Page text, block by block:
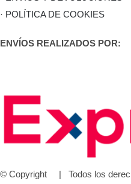
· POLÍTICA DE COOKIES
ENVÍOS REALIZADOS POR:
© Copyright | Todos los